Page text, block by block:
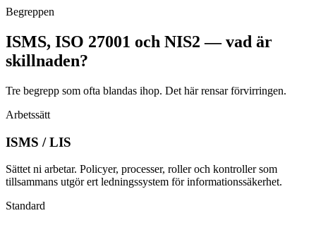
Begreppen
ISMS, ISO 27001 och NIS2 — vad är
skillnaden?
Tre begrepp som ofta blandas ihop. Det här rensar förvirringen.
Arbetssätt
ISMS / LIS
Sättet ni arbetar. Policyer, processer, roller och kontroller som
tillsammans utgör ert ledningssystem för informationssäkerhet.
Standard